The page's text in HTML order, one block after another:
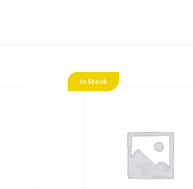
In Stock